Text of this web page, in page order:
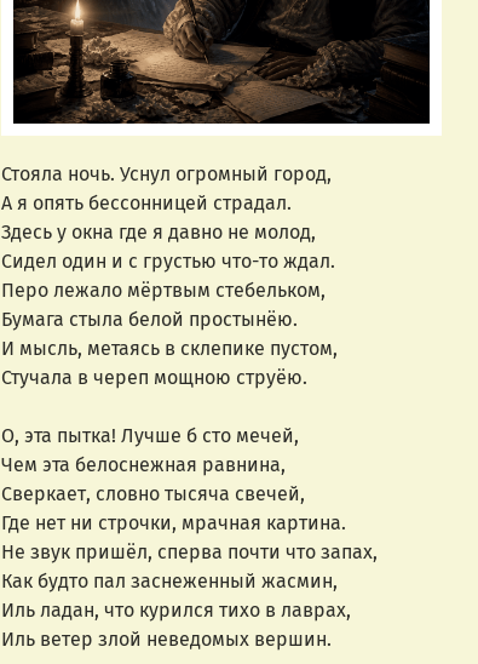
Стояла ночь. Уснул огромный город,
А я опять бессонницей страдал.
Здесь у окна где я давно не молод,
Сидел один и с грустью что-то ждал.
Перо лежало мёртвым стебельком,
Бумага стыла белой простынёю.
И мысль, метаясь в склепике пустом,
Стучала в череп мощною струёю.
О, эта пытка! Лучше б сто мечей,
Чем эта белоснежная равнина,
Сверкает, словно тысяча свечей,
Где нет ни строчки, мрачная картина.
Не звук пришёл, сперва почти что запах,
Как будто пал заснеженный жасмин,
Иль ладан, что курился тихо в лаврах,
Иль ветер злой неведомых вершин.